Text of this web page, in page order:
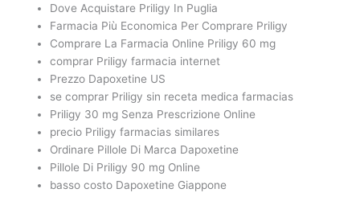
Dove Acquistare Priligy In Puglia
Farmacia Più Economica Per Comprare Priligy
Comprare La Farmacia Online Priligy 60 mg
comprar Priligy farmacia internet
Prezzo Dapoxetine US
se comprar Priligy sin receta medica farmacias
Priligy 30 mg Senza Prescrizione Online
precio Priligy farmacias similares
Ordinare Pillole Di Marca Dapoxetine
Pillole Di Priligy 90 mg Online
basso costo Dapoxetine Giappone